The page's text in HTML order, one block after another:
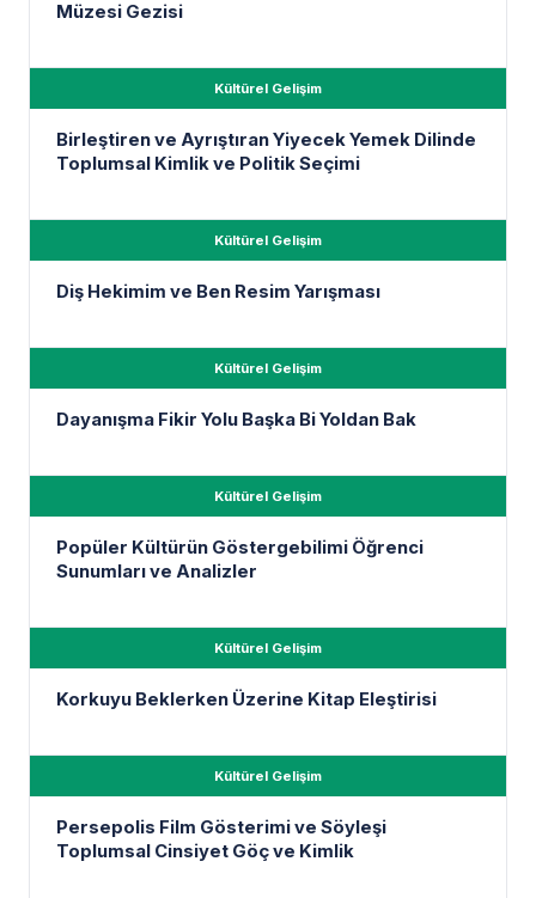
Müzesi Gezisi
Kültürel Gelişim
Birleştiren ve Ayrıştıran Yiyecek Yemek Dilinde
Toplumsal Kimlik ve Politik Seçimi
Kültürel Gelişim
Diş Hekimim ve Ben Resim Yarışması
Kültürel Gelişim
Dayanışma Fikir Yolu Başka Bi Yoldan Bak
Kültürel Gelişim
Popüler Kültürün Göstergebilimi Öğrenci
Sunumları ve Analizler
Kültürel Gelişim
Korkuyu Beklerken Üzerine Kitap Eleştirisi
Kültürel Gelişim
Persepolis Film Gösterimi ve Söyleşi
Toplumsal Cinsiyet Göç ve Kimlik